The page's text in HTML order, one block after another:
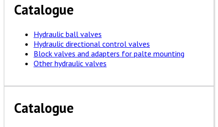
Catalogue
Hydraulic ball valves
Hydraulic directional control valves
Block valves and adapters for palte mounting
Other hydraulic valves
Catalogue